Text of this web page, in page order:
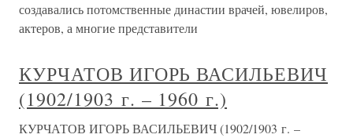
создавались потомственные династии врачей, ювелиров,
актеров, а многие представители
КУРЧАТОВ ИГОРЬ ВАСИЛЬЕВИЧ
(1902/1903 г. – 1960 г.)
КУРЧАТОВ ИГОРЬ ВАСИЛЬЕВИЧ (1902/1903 г. –